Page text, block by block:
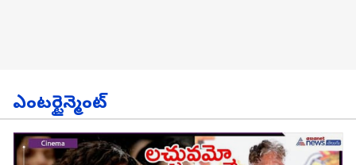
ఎంటర్టైన్మెంట్